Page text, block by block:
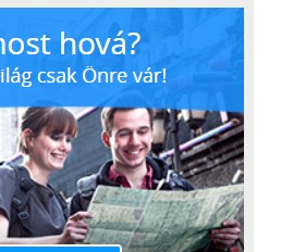
szinten is feltárják,
az auditon át a
mindenkiben
háruló feladatokat.
kommunikáció,
meglévő képzési és
protokollok
a kockázatokról